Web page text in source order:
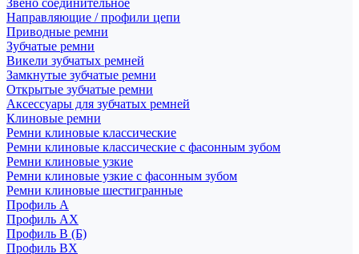
Звено соединительное
Направляющие / профили цепи
Приводные ремни
Зубчатые ремни
Викели зубчатых ремней
Замкнутые зубчатые ремни
Открытые зубчатые ремни
Аксессуары для зубчатых ремней
Клиновые ремни
Ремни клиновые классические
Ремни клиновые классические с фасонным зубом
Ремни клиновые узкие
Ремни клиновые узкие с фасонным зубом
Ремни клиновые шестигранные
Профиль A
Профиль AX
Профиль B (Б)
Профиль BX